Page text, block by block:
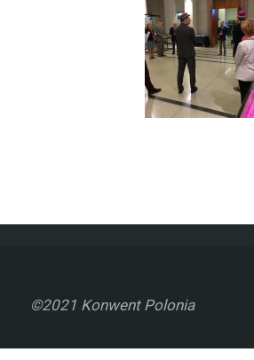
©2021 Konwent Polonia